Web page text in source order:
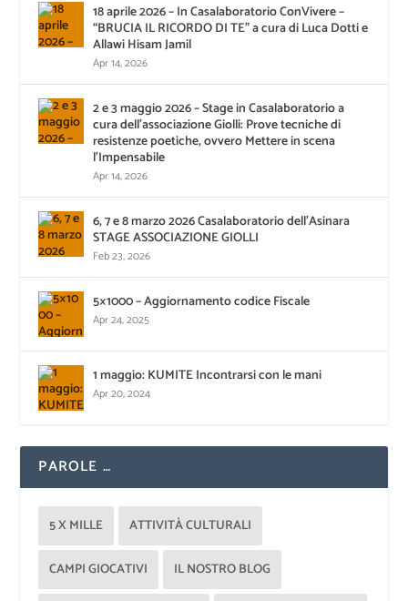
18 aprile 2026 – In Casalaboratorio ConVivere –
“BRUCIA IL RICORDO DI TE” a cura di Luca Dotti e
Allawi Hisam Jamil
Apr 14, 2026
2 e 3 maggio 2026 – Stage in Casalaboratorio a
cura dell’associazione Giolli: Prove tecniche di
resistenze poetiche, ovvero Mettere in scena
l’Impensabile
Apr 14, 2026
6, 7 e 8 marzo 2026 Casalaboratorio dell’Asinara
STAGE ASSOCIAZIONE GIOLLI
Feb 23, 2026
5×1000 – Aggiornamento codice Fiscale
Apr 24, 2025
1 maggio: KUMITE Incontrarsi con le mani
Apr 20, 2024
PAROLE …
5 X MILLE ATTIVITÀ CULTURALI
CAMPI GIOCATIVI IL NOSTRO BLOG